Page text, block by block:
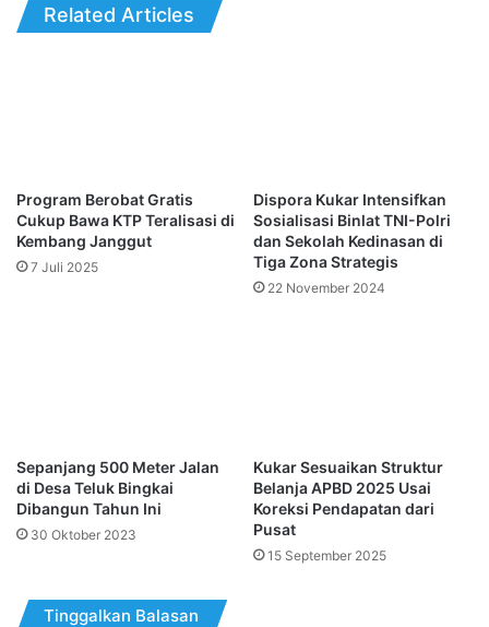
Related Articles
Program Berobat Gratis
Cukup Bawa KTP Teralisasi di
Kembang Janggut
7 Juli 2025
Dispora Kukar Intensifkan
Sosialisasi Binlat TNI-Polri
dan Sekolah Kedinasan di
Tiga Zona Strategis
22 November 2024
Sepanjang 500 Meter Jalan
di Desa Teluk Bingkai
Dibangun Tahun Ini
30 Oktober 2023
Kukar Sesuaikan Struktur
Belanja APBD 2025 Usai
Koreksi Pendapatan dari
Pusat
15 September 2025
Tinggalkan Balasan